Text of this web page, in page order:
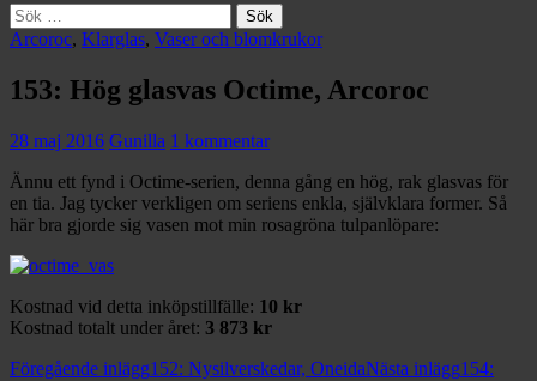
Sök
efter:
Arcoroc, Klarglas, Vaser och blomkrukor
153: Hög glasvas Octime, Arcoroc
28 maj 2016 Gunilla 1 kommentar
Ännu ett fynd i Octime-serien, denna gång en hög, rak glasvas för
en tia. Jag tycker verkligen om seriens enkla, självklara former. Så
här bra gjorde sig vasen mot min rosagröna tulpanlöpare:
Kostnad vid detta inköpstillfälle: 10 kr
Kostnad totalt under året: 3 873 kr
Inläggsnavigering
Föregående inlägg152: Nysilverskedar, OneidaNästa inlägg154: